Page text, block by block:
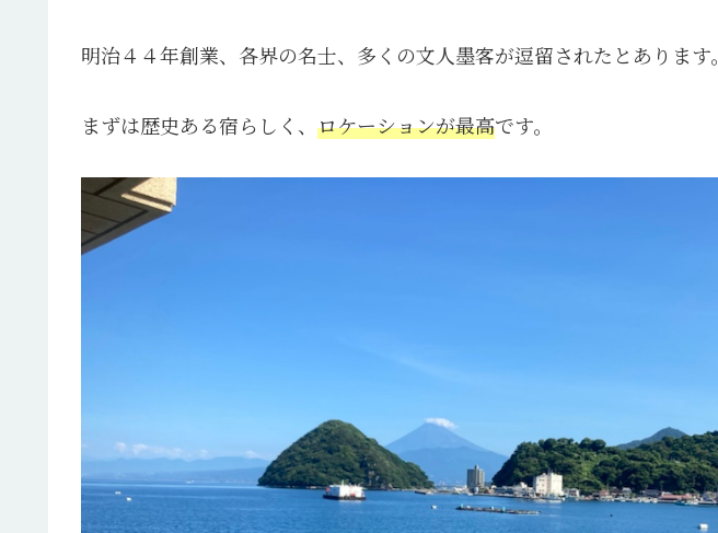
明治４４年創業、各界の名士、多くの文人墨客が逗留されたとあります。
まずは歴史ある宿らしく、 ロケーションが最高です。